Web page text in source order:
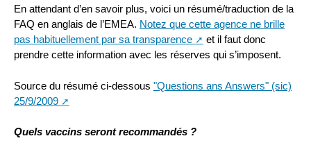
En attendant d’en savoir plus, voici un résumé/traduction de la
FAQ en anglais de l’EMEA. Notez que cette agence ne brille
pas habituellement par sa transparence
et il faut donc
prendre cette information avec les réserves qui s’imposent.
Source du résumé ci-dessous "Questions ans Answers" (sic)
25/9/2009
Quels vaccins seront recommandés ?